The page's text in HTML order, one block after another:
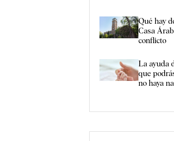
Qué hay
Casa
conflicto
La ayuda
que
no haya